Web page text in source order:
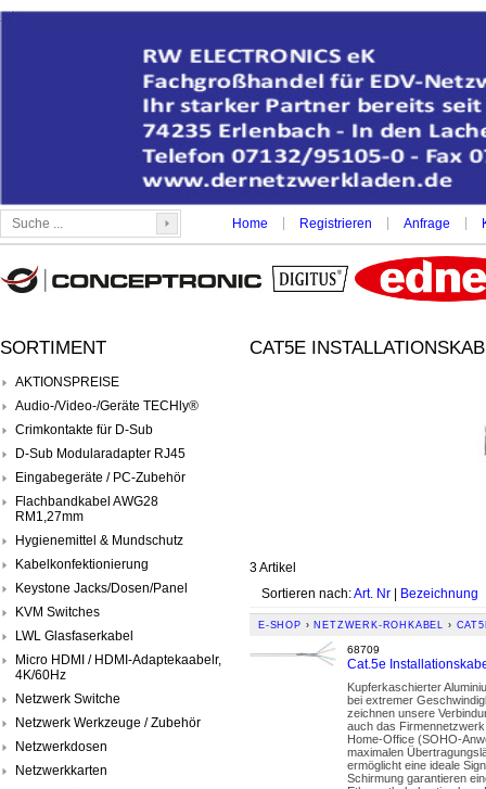
Home Registrieren Anfrage
SORTIMENT
AKTIONSPREISE
Audio-/Video-/Geräte TECHly®
Crimkontakte für D-Sub
D-Sub Modularadapter RJ45
Eingabegeräte / PC-Zubehör
Flachbandkabel AWG28
RM1,27mm
Hygienemittel & Mundschutz
Kabelkonfektionierung
Keystone Jacks/Dosen/Panel
KVM Switches
LWL Glasfaserkabel
Micro HDMI / HDMI-Adaptekaabelr,
4K/60Hz
Netzwerk Switche
Netzwerk Werkzeuge / Zubehör
Netzwerkdosen
Netzwerkkarten
CAT5E
3 Artikel
Sortieren nach:Art. Nr | Bezeichnung
E-SHOP › NETZWERK-ROHKABEL ›
68709
Cat.5e
Kupferkaschierter
bei extremer
zeichnen unsere
auch das
Home-Office (SOHO-
maximalen
ermöglicht eine ideale
Schirmung garantieren